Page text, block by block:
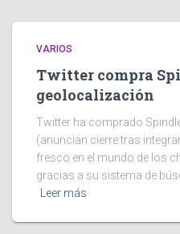
VARIOS
Twitter compra
geolocalización
Twitter ha comprado
(anuncian cierre tras
fresco en el mundo de los
gracias a su sistema de
Leer más